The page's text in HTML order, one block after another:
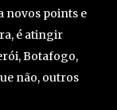
novos points e
é atingir
Botafogo,
não, outros